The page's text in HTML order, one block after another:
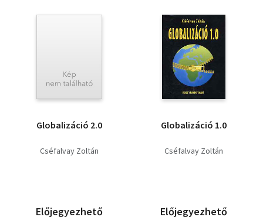
Globalizáció 2.0
Cséfalvay Zoltán
Előjegyezhető
Globalizáció 1.0
Cséfalvay Zoltán
Előjegyezhető